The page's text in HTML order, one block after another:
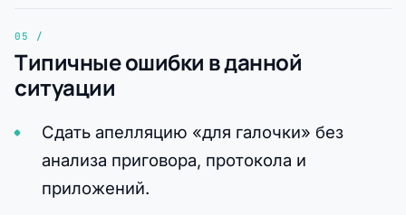
Типичные ошибки в данной
ситуации
Сдать апелляцию «для галочки» без
анализа приговора, протокола и
приложений.